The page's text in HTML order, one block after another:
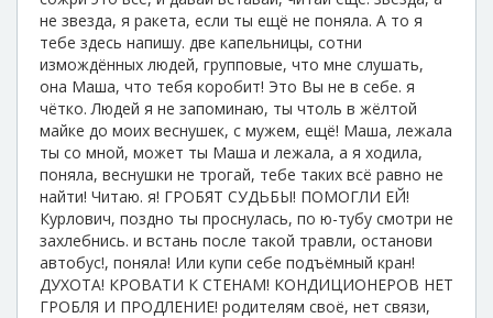
не звезда, я ракета, если ты ещё не поняла. А то я
тебе здесь напишу. две капельницы, сотни
измождённых людей, групповые, что мне слушать,
она Маша, что тебя коробит! Это Вы не в себе. я
чётко. Людей я не запоминаю, ты чтоль в жёлтой
майке до моих веснушек, с мужем, ещё! Маша, лежала
ты со мной, может ты Маша и лежала, а я ходила,
поняла, веснушки не трогай, тебе таких всё равно не
найти! Читаю. я! ГРОБЯТ СУДЬБЫ! ПОМОГЛИ ЕЙ!
Курлович, поздно ты проснулась, по ю-тубу смотри не
захлебнись. и встань после такой травли, останови
автобус!, поняла! Или купи себе подъёмный кран!
ДУХОТА! КРОВАТИ К СТЕНАМ! КОНДИЦИОНЕРОВ НЕТ
ГРОБЛЯ И ПРОДЛЕНИЕ! родителям своё, нет связи,